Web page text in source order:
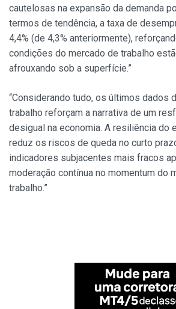
cautelosas na expansão da demanda
termos de tendência, a taxa de
4,4% (de 4,3% anteriormente),
condições do mercado de trabalho
afrouxando sob a superfície.”
“Considerando tudo, os últimos dados
trabalho reforçam a narrativa de um
desigual na economia. A resiliência do
reduz os riscos de queda no curto
indicadores subjacentes mais fracos
moderação contínua no momentum do
trabalho.”